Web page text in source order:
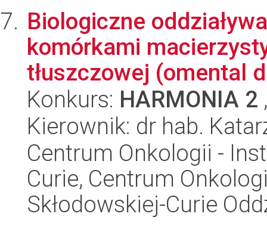
Biologiczne
komórkami
tłuszczowej (omental
Konkurs: HARMONIA 2
Kierownik: dr hab.
Centrum Onkologii -
Curie, Centrum
Skłodowskiej-Curie